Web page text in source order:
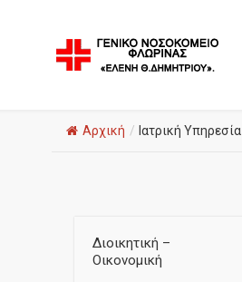
Αρχική / Ιατρική Υπηρεσία
Διοικητική –
Οικονομική